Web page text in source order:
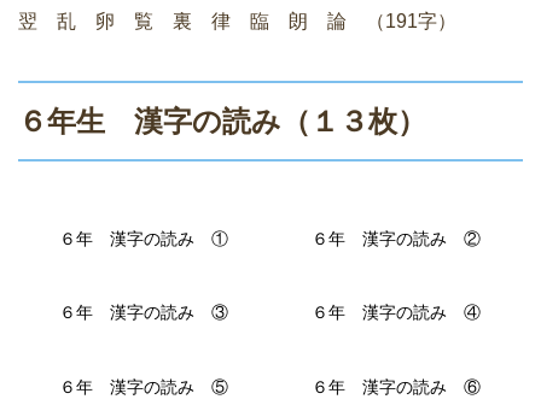
翌 乱 卵 覧 裏 律 臨 朗 論 （191字）
６年生 漢字の読み（１３枚）
６年 漢字の読み ① ６年 漢字の読み ②
６年 漢字の読み ③ ６年 漢字の読み ④
６年 漢字の読み ⑤ ６年 漢字の読み ⑥